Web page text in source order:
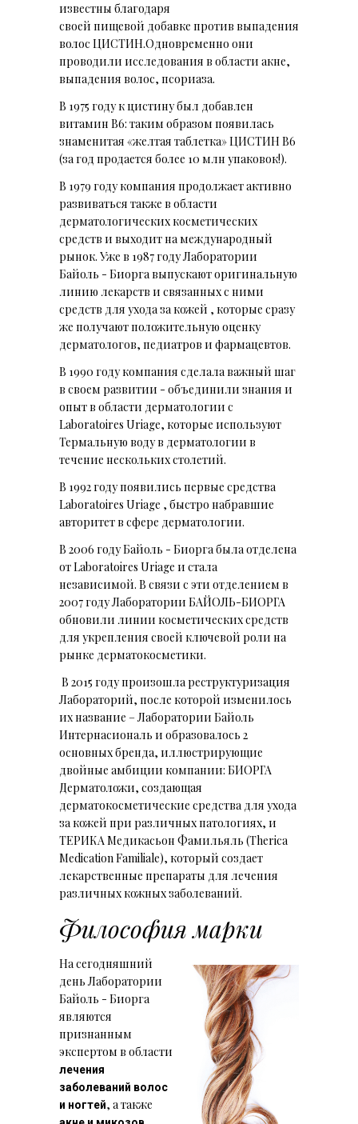
известны благодаря
своей пищевой добавке против выпадения
волос ЦИСТИН.Одновременно они
проводили исследования в области акне,
выпадения волос, псориаза.
В 1975 году к цистину был добавлен
витамин В6: таким образом появилась
знаменитая «желтая таблетка» ЦИСТИН В6
(за год продается более 10 млн упаковок!).
В 1979 году компания продолжает активно
развиваться также в области
дерматологических косметических
средств и выходит на международный
рынок. Уже в 1987 году Лаборатории
Байоль - Биорга выпускают оригинальную
линию лекарств и связанных с ними
средств для ухода за кожей , которые сразу
же получают положительную оценку
дерматологов, педиатров и фармацевтов.
В 1990 году компания сделала важный шаг
в своем развитии - объединили знания и
опыт в области дерматологии с
Laboratoires Uriage, которые используют
Термальную воду в дерматологии в
течение нескольких столетий.
В 1992 году появились первые средства
Laboratoires Uriage , быстро набравшие
авторитет в сфере дерматологии.
В 2006 году Байоль - Биорга была отделена
от Laboratoires Uriage и стала
независимой. В связи с эти отделением в
2007 году Лаборатории БАЙОЛЬ-БИОРГА
обновили линии косметических средств
для укрепления своей ключевой роли на
рынке дерматокосметики.
В 2015 году произошла реструктуризация
Лабораторий, после которой изменилось
их название – Лаборатории Байоль
Интернасиональ и образовалось 2
основных бренда, иллюстрирующие
двойные амбиции компании: БИОРГА
Дерматоложи, создающая
дерматокосметические средства для ухода
за кожей при различных патологиях, и
ТЕРИКА Медикасьон Фамильяль (Therica
Medication Familiale), который создает
лекарственные препараты для лечения
различных кожных заболеваний.
Философия марки
На сегодняшний
день Лаборатории
Байоль - Биорга
являются
признанным
экспертом в области
лечения
заболеваний волос
и ногтей, а также